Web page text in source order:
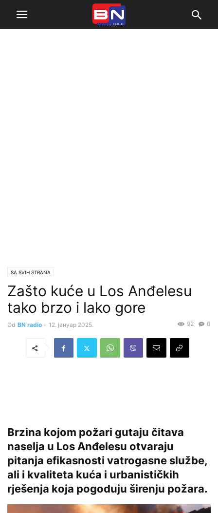
SA SVIH STRANA
Zašto kuće u Los Anđelesu
tako brzo i lako gore
Od BN radio - 12. јануар 2025. 0
92
Brzina kojom požari gutaju čitava
naselja u Los Anđelesu otvaraju
pitanja efikasnosti vatrogasne službe,
ali i kvaliteta kuća i urbanističkih
rješenja koja pogoduju širenju požara.